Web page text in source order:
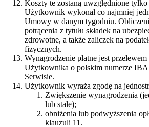
Koszty te zostaną uwzględnione
Użytkownik wykonał co najmniej
Umowy w danym tygodniu.
potrącenia z tytułu składek na
zdrowotne, a także zaliczek na
fizycznych.
Wynagrodzenie płatne jest
Użytkownika o polskim numerze
Serwisie.
Użytkownik wyraża zgodę na
Zwiększenie wynagrodzenia
lub stałe);
obniżenia lub podwyższenia
klauzuli 11.